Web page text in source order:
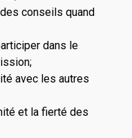
conseils quand
dans le
avec les autres
et la fierté des